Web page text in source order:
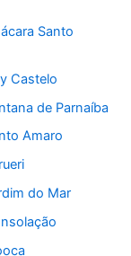
Santo
Castelo
de Parnaíba
Amaro
do Mar